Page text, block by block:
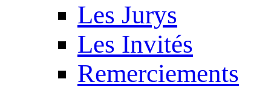
Les Jurys
Les Invités
Remerciements